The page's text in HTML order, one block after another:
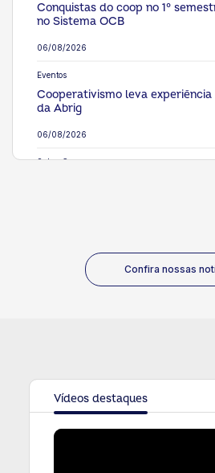
06/08/2026
Conquistas do coop no 1°
no Sistema OCB
Eventos
06/08/2026
Cooperativismo leva experiência
da Abrig
Saber Cooperar
Sistema OCB adere a pacto de
contra a mulher
05/08/2026
Confira nossas
Vídeos destaques